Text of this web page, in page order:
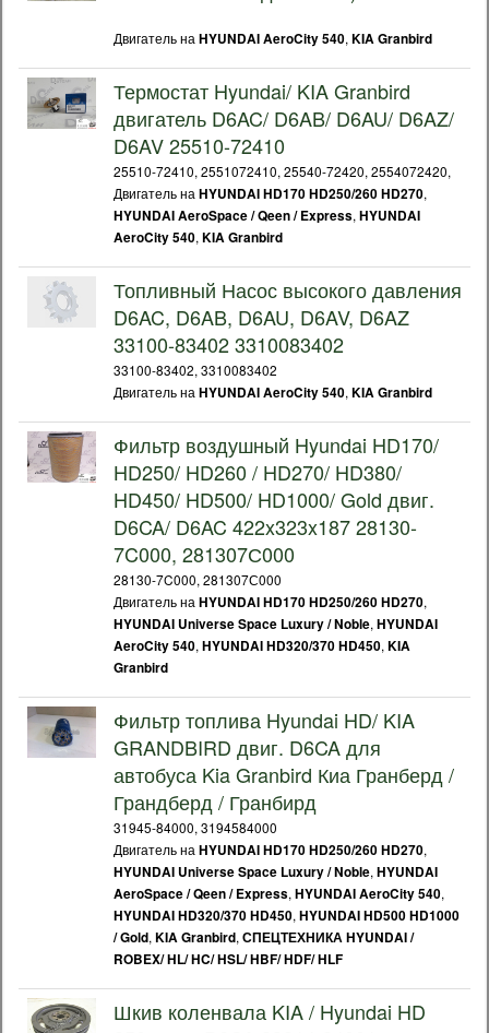
Двигатель на HYUNDAI AeroCity 540, KIA Granbird
Термостат Hyundai/ KIA Granbird
двигатель D6AC/ D6AB/ D6AU/ D6AZ/
D6AV 25510-72410
25510-72410, 2551072410, 25540-72420, 2554072420,
Двигатель на HYUNDAI HD170 HD250/260 HD270,
HYUNDAI AeroSpace / Qeen / Express, HYUNDAI
AeroCity 540, KIA Granbird
Топливный Насос высокого давления
D6AC, D6AB, D6AU, D6AV, D6AZ
33100-83402 3310083402
33100-83402, 3310083402
Двигатель на HYUNDAI AeroCity 540, KIA Granbird
Фильтр воздушный Hyundai HD170/
HD250/ HD260 / HD270/ HD380/
HD450/ HD500/ HD1000/ Gold двиг.
D6CA/ D6AC 422x323x187 28130-
7C000, 281307С000
28130-7C000, 281307С000
Двигатель на HYUNDAI HD170 HD250/260 HD270,
HYUNDAI Universe Space Luxury / Noble, HYUNDAI
AeroCity 540, HYUNDAI HD320/370 HD450, KIA
Granbird
Фильтр топлива Hyundai HD/ KIA
GRANDBIRD двиг. D6CA для
автобуса Kia Granbird Киа Гранберд /
Грандберд / Гранбирд
31945-84000, 3194584000
Двигатель на HYUNDAI HD170 HD250/260 HD270,
HYUNDAI Universe Space Luxury / Noble, HYUNDAI
AeroSpace / Qeen / Express, HYUNDAI AeroCity 540,
HYUNDAI HD320/370 HD450, HYUNDAI HD500 HD1000
/ Gold, KIA Granbird, СПЕЦТЕХНИКА HYUNDAI /
ROBEX/ HL/ HC/ HSL/ HBF/ HDF/ HLF
Шкив коленвала KIA / Hyundai HD